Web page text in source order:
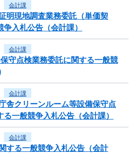
会計課
明現地調査業務委託（単価契
入札公告（会計課）
会計課
守点検業務委託に関する一般競
会計課
舎クリーンルーム等設備保守点
一般競争入札公告（会計課）
会計課
する一般競争入札公告（会計